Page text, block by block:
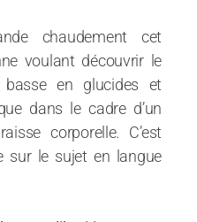
chaudement cet
voulant découvrir le
basse en glucides et
dans le cadre d’un
corporelle. C’est
sur le sujet en langue